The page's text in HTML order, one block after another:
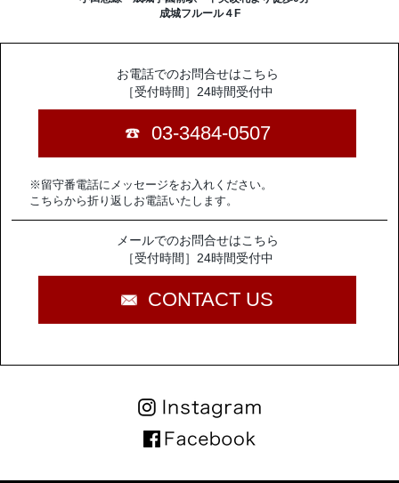
成城フルール４F
お電話でのお問合せはこちら
［受付時間］24時間受付中
03-3484-0507
※留守番電話にメッセージをお入れください。
こちらから折り返しお電話いたします。
メールでのお問合せはこちら
［受付時間］24時間受付中
CONTACT US